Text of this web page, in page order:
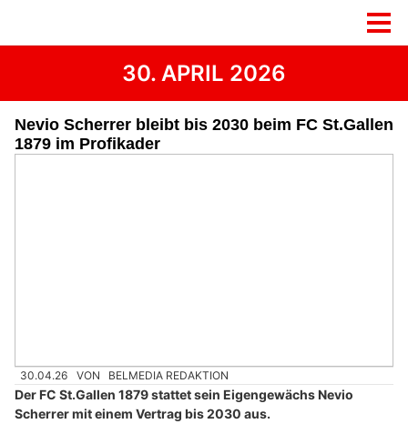
30. APRIL 2026
Nevio Scherrer bleibt bis 2030 beim FC St.Gallen
1879 im Profikader
30.04.26 VON BELMEDIA REDAKTION
Der FC St.Gallen 1879 stattet sein Eigengewächs Nevio
Scherrer mit einem Vertrag bis 2030 aus.